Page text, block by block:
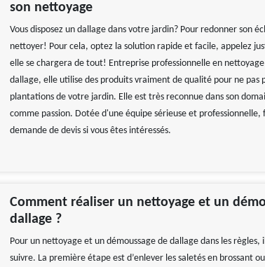
son nettoyage
Vous disposez un dallage dans votre jardin? Pour redonner son
nettoyer! Pour cela, optez la solution rapide et facile, appelez
elle se chargera de tout! Entreprise professionnelle en
dallage, elle utilise des produits vraiment de qualité pour ne
plantations de votre jardin. Elle est très reconnue dans son
comme passion. Dotée d'une équipe sérieuse et professionnelle,
demande de devis si vous êtes intéressés.
Comment réaliser un nettoyage et un
dallage ?
Pour un nettoyage et un démoussage de dallage dans les règles,
suivre. La première étape est d’enlever les saletés en brossant